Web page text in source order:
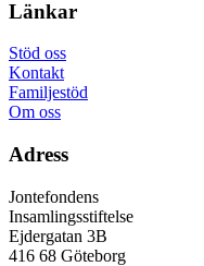
Länkar
Stöd oss
Kontakt
Familjestöd
Om oss
Adress
Jontefondens
Insamlingsstiftelse
Ejdergatan 3B
416 68 Göteborg